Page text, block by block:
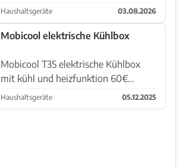
abgebildeten Zubehör zu verkaufen.
Cookidoo- Abo bis Januar 2027!
Abzuholen in Cala Murada,
Haushaltsgeräte 03.08.2026
Mobicool elektrische Kühlbox
Mobicool T35 elektrische Kühlbox
mit kühl und heizfunktion 60€
Abholung in Cales de Mallorca
Haushaltsgeräte 05.12.2025